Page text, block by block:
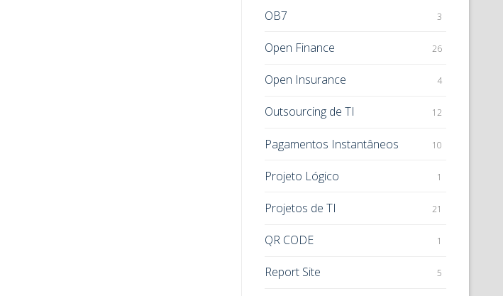
OB7 3
Open Finance 26
Open Insurance 4
Outsourcing de TI 12
Pagamentos Instantâneos 10
Projeto Lógico 1
Projetos de TI 21
QR CODE 1
Report Site 5